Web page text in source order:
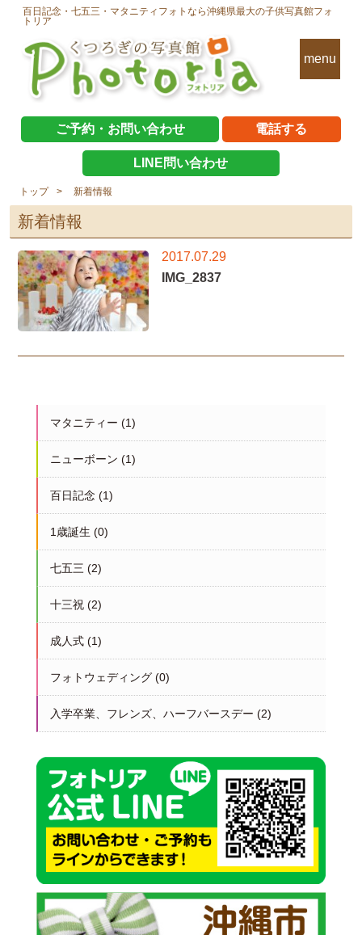
百日記念・七五三・マタニティフォトなら沖縄県最大の子供写真館フォ
トリア
menu
ご予約・お問い合わせ 電話する
LINE問い合わせ
トップ 新着情報
新着情報
2017.07.29
IMG_2837
マタニティー (1)
ニューボーン (1)
百日記念 (1)
1歳誕生 (0)
七五三 (2)
十三祝(2)
成人式(1)
フォトウェディング(0)
入学卒業、フレンズ、ハーフバースデー (2)